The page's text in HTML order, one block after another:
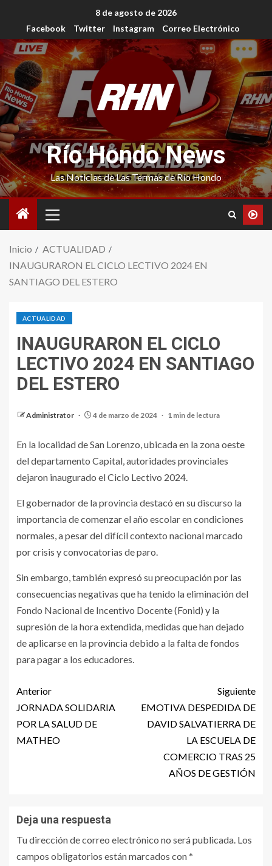
8 de agosto de 2026
Facebook
Twitter Instagram Correo Electrónico
Río Hondo News
Las Noticias de Las Termas de Río Hondo
Inicio
ACTUALIDAD
INAUGURARON EL CICLO LECTIVO 2024 EN
SANTIAGO DEL ESTERO
ACTUALIDAD
INAUGURARON EL CICLO
LECTIVO 2024 EN SANTIAGO
DEL ESTERO
Administrator 4 de marzo de 2024 1 min de lectura
En la localidad de San Lorenzo, ubicada en la zona oeste
del departamento Capital, autoridades provinciales
dejaron inaugurado el Ciclo Lectivo 2024.
El gobernador de la provincia destacó en su discurso la
importancia de comenzar el año escolar en condiciones
normales, a pesar del difícil contexto nacional marcado
por crisis y convocatorias de paro.
Sin embargo, también expresó su preocupación por las
consecuencias negativas que ha tenido la eliminación del
Fondo Nacional de Incentivo Docente (Fonid) y la
supresión de la hora extendida, medidas que han dejado
de aplicarse en la provincia debido a la falta de fondos
para pagar a los educadores.
Anterior
JORNADA SOLIDARIA
POR LA SALUD DE
MATHEO
Siguiente
EMOTIVA DESPEDIDA DE
DAVID SALVATIERRA DE
LA ESCUELA DE
COMERCIO TRAS 25
AÑOS DE GESTIÓN
Deja una respuesta
Tu dirección de correo electrónico no será publicada. Los
campos obligatorios están marcados con*